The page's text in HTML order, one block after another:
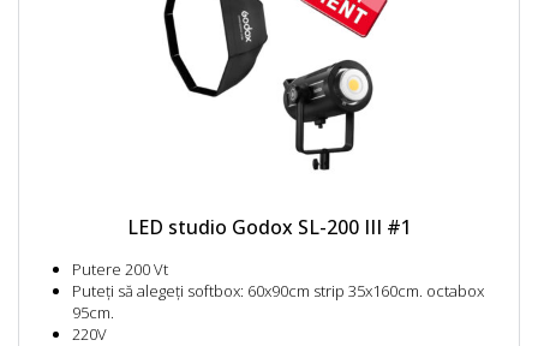
LED studio Godox SL-200 III #1
Putere 200 Vt
Puteți să alegeți softbox: 60x90cm strip 35x160cm. octabox
95cm.
220V